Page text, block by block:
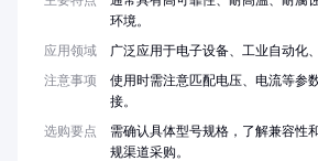
环境。
应用领域
广泛应用于电子设备、工业自动化
注意事项
使用时需注意匹配电压、电流等参
接。
选购要点
需确认具体型号规格，了解兼容性
规渠道采购。